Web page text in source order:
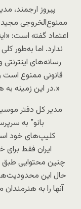
پیروز ارجمند،
ممنوع‌الخروجی مجید
اعتماد گفته است:
ندارد. اما به‌طور
رسانه‌های
قانونی ممنوع است
در این زمینه به هنرمندان متعددی بارها و بارها تذکر داده‌ایم.»
مدیر کل دفتر
بانو” به
کلیپ‌های خود
ایران فقط
چنین محتوایی
حال این محدودیت‌ها
آنها را به